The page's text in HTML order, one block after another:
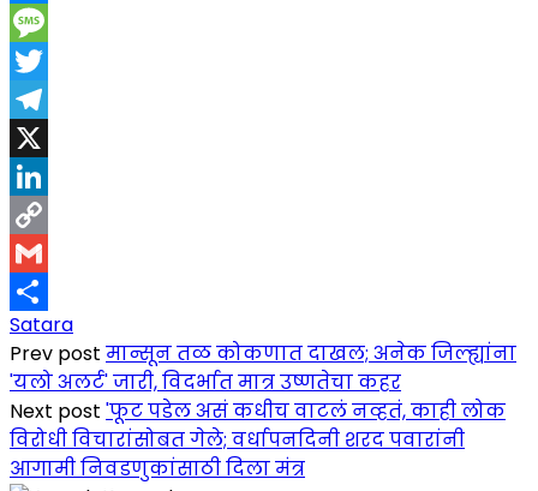
Messenger
Message
Twitter
Telegram
X
LinkedIn
Copy
Link
Gmail
Share
Satara
Prev post मान्सून तळ कोकणात दाखल; अनेक जिल्ह्यांना
'यलो अलर्ट' जारी, विदर्भात मात्र उष्णतेचा कहर
Next post 'फूट पडेल असं कधीच वाटलं नव्हतं, काही लोक
विरोधी विचारांसोबत गेले; वर्धापनदिनी शरद पवारांनी
आगामी निवडणुकांसाठी दिला मंत्र